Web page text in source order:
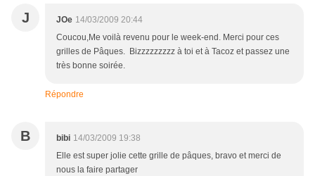
J JOe 14/03/2009 20:44
Coucou,Me voilà revenu pour le week-end. Merci pour ces
grilles de Pâques. Bizzzzzzzzz à toi et à Tacoz et passez une
très bonne soirée.
Répondre
B bibi 14/03/2009 19:38
Elle est super jolie cette grille de pâques, bravo et merci de
nous la faire partager